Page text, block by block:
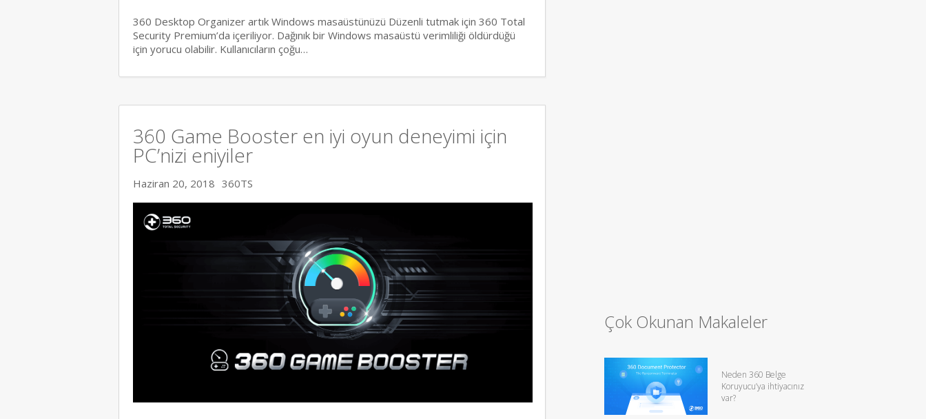
360 Desktop Organizer artık Windows masaüstünüzü Düzenli tutmak için 360 Total
Security Premium’da içeriliyor. Dağınık bir Windows masaüstü verimliliği öldürdüğü
için yorucu olabilir. Kullanıcıların çoğu…
360 Game Booster en iyi oyun deneyimi için
PC’nizi eniyiler
Haziran 20, 2018 360TS
Çok Okunan Makaleler
Neden 360 Belge
Koruyucu’ya ihtiyacınız
var?